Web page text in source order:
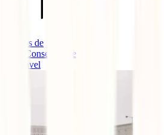
seguros de
e Conselhos de